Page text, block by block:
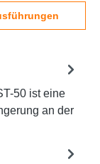
50 ist eine
an der